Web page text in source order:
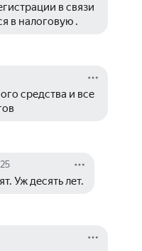
в связи
в налоговую .
средства и все
Уж десять лет.